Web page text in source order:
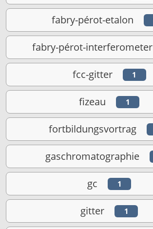
fabry-pérot-etalon
fabry-pérot-interferometer
fcc-gitter 1
fizeau 1
fortbildungsvortrag
gaschromatographie
gc 1
gitter 1